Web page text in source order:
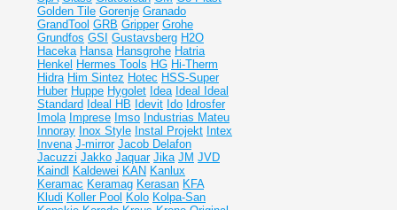
Golden Tile Gorenje Granado
GrandTool GRB Gripper Grohe
Grundfos GSI Gustavsberg H2O
Haceka Hansa Hansgrohe Hatria
Henkel Hermes Tools HG Hi-Therm
Hidra Him Sintez Hotec HSS-Super
Huber Huppe Hygolet Idea Ideal
Ideal
Standard Ideal НВ Idevit Ido Idrosfer
Imola Imprese Imso Industrias Mateu
Innoray Inox Style Instal Projekt Intex
Invena J-mirror Jacob Delafon
Jacuzzi Jakko Jaquar Jika JM JVD
Kaindl
Kaldewei KAN Kanlux
Keramac Keramag Kerasan KFA
Kludi Koller Pool Kolo Kolpa-San